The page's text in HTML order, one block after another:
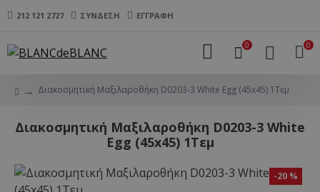
212 121 2727 ΣΎΝΔΕΣΗ ΕΓΓΡΑΦΉ
0 0
Διακοσμητική Μαξιλαροθήκη D0203-3 White Egg (45x45) 1Τεμ
Διακοσμητική Μαξιλαροθήκη D0203-3 White
Egg (45x45) 1Τεμ
-20 %